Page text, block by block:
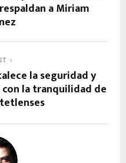
a Miriam
la seguridad y
la tranquilidad de